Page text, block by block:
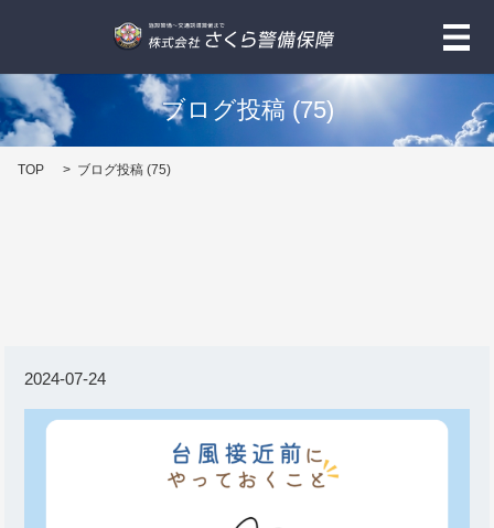
メ
ブログ投稿 (75)
TOP ブログ投稿 (75)
2024-07-24